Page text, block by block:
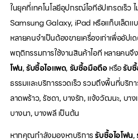
ในยุคที่เทคโนโลยีอุปกรณ์ไอทีอัปเกรดเร็ว
Samsung Galaxy, iPad หรือแท็บเล็ตแ
หลายคนจำเป็นต้องขายเครื่องเก่าเพื่ออัปเ
พฤติกรรมการใช้งานสินค้าไอที หลายคน
โฟน,รับซื้อไอแพด, รับซื้อมือถือหรือรับ
ธรรมและบริการรวดเร็ว รวมถึงพื้นที่บริก
ลาดพร้าว, รัชดา, บางรัก, แจ้งวัฒนะ, บา
บางนา, บางพลี เป็นต้น
หากคุณกำลังมองหาบริการรับซื้อไอโฟน,